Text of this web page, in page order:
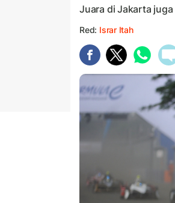
Juara di Jakarta juga
Red: Israr Itah